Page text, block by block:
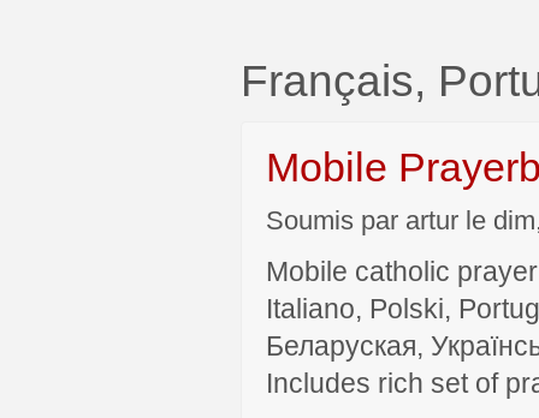
Français,
Mobile
Soumis par artur le
Mobile catholic
Italiano, Polski,
Беларуская,
Includes rich set of